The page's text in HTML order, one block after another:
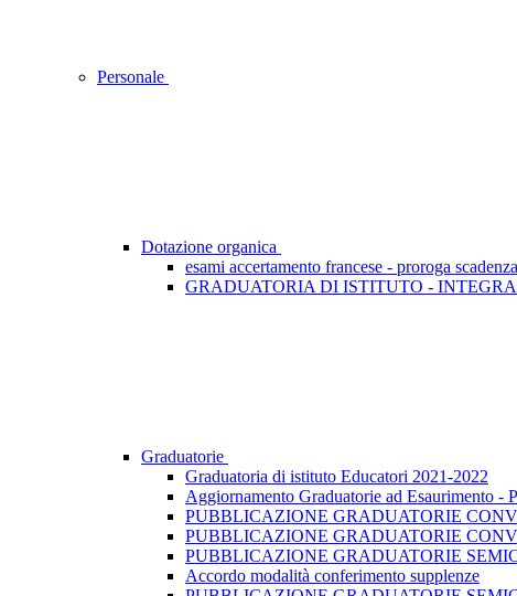
Personale
Dotazione organica
esami accertamento francese - proroga scadenza
GRADUATORIA DI ISTITUTO -
Graduatorie
Graduatoria di istituto Educatori 2021-2022
Aggiornamento Graduatorie ad Esaurimento -
PUBBLICAZIONE GRADUATORIE
PUBBLICAZIONE GRADUATORIE
PUBBLICAZIONE GRADUATORIE
Accordo modalità conferimento supplenze